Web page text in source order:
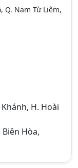
Q. Nam Từ Liêm,
H. Hoài
Biên Hòa,